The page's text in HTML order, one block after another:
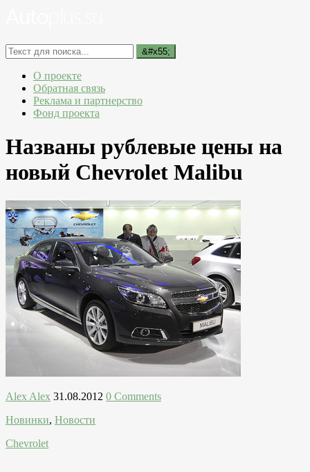
О проекте
Обратная связь
Реклама и партнерство
Фонд проекта
Названы рублевые цены на
новый Chevrolet Malibu
Alex Alex 31.08.2012 0 Comments
Новинки, Новости
Chevrolet